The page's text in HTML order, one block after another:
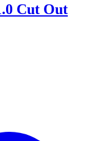
Cut Out